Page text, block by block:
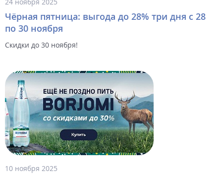
Чёрная пятница: выгода до 28% три дня с 28
по 30 ноября
Скидки до 30 ноября!
10 ноября 2025